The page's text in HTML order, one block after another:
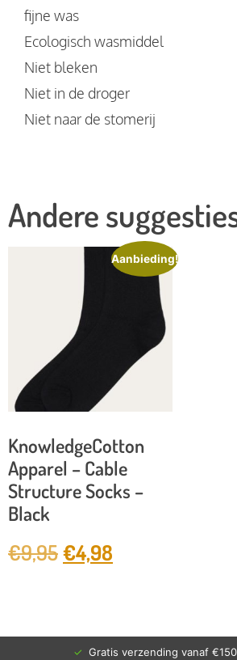
fijne was
Ecologisch wasmiddel
Niet bleken
Niet in de droger
Niet naar de stomerij
Andere
Aanbieding!
KnowledgeCotton
Apparel – Cable
Structure Socks –
Black
€9,95€4,98
✓ Gratis verzending vanaf